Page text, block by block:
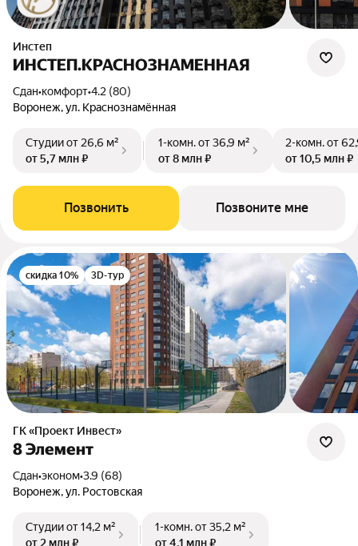
Инстеп
ИНСТЕП.КРАСНОЗНАМЕННАЯ
Сдан•комфорт•4.2 (80)
Воронеж, ул. Краснознамённая
Студииот 26,6 м²
от 5,7 млн ₽
1-комн.от 36,9 м²
от 8 млн ₽
2-комн.от
от 10,5 млн ₽
Позвонить Позвоните мне
скидка 10% 3D-тур
ГК «Проект Инвест»
8 Элемент
Сдан•эконом•3.9 (68)
Воронеж, ул. Ростовская
Студииот 14,2 м²
от 2 млн ₽
1-комн.от 35,2 м²
от 4,1 млн ₽